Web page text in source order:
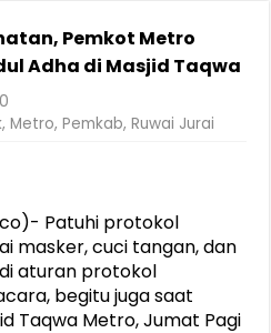
Pemkot Metro
Adha di Masjid Taqwa
,Metro,Pemkab,Ruwai Jurai
Patuhi protokol
masker, cuci tangan, dan
aturan protokol
begitu juga saat
Taqwa Metro, Jumat Pagi